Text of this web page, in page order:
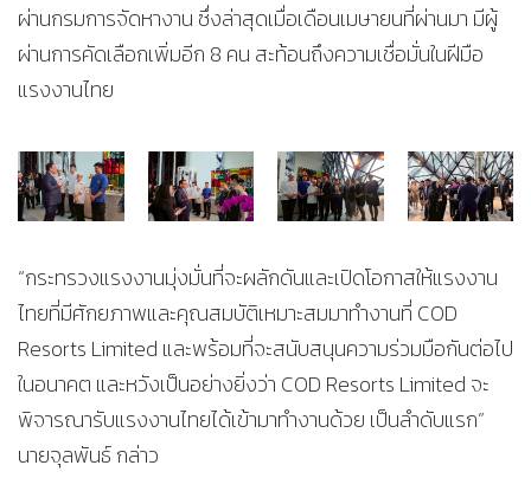
ผ่านกรมการจัดหางาน ซึ่งล่าสุดเมื่อเดือนเมษายนที่ผ่านมา มีผู้
ผ่านการคัดเลือกเพิ่มอีก 8 คน สะท้อนถึงความเชื่อมั่นในฝีมือ
แรงงานไทย
“กระทรวงแรงงานมุ่งมั่นที่จะผลักดันและเปิดโอกาสให้แรงงาน
ไทยที่มีศักยภาพและคุณสมบัติเหมาะสมมาทำงานที่ COD
Resorts Limited และพร้อมที่จะสนับสนุนความร่วมมือกันต่อไป
ในอนาคต และหวังเป็นอย่างยิ่งว่า COD Resorts Limited จะ
พิจารณารับแรงงานไทยได้เข้ามาทำงานด้วย เป็นลำดับแรก”
นายจุลพันธ์ กล่าว